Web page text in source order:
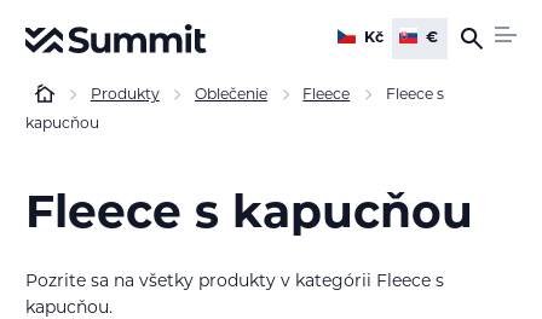
Kč €
Produkty Oblečenie Fleece
Fleece s
kapucňou
Fleece s kapucňou
Pozrite sa na všetky produkty v kategórii Fleece s
kapucňou.